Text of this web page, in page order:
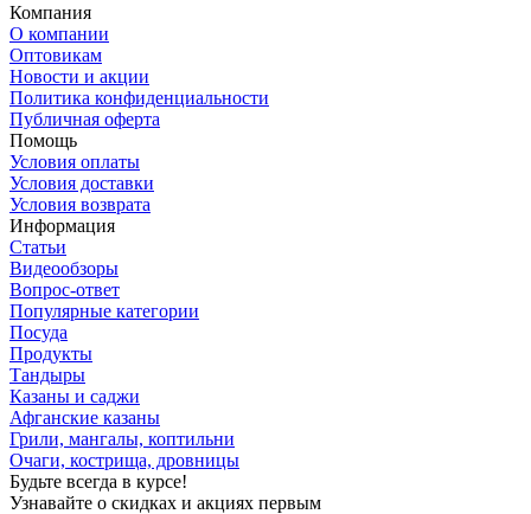
Компания
О компании
Оптовикам
Новости и акции
Политика конфиденциальности
Публичная оферта
Помощь
Условия оплаты
Условия доставки
Условия возврата
Информация
Статьи
Видеообзоры
Вопрос-ответ
Популярные категории
Посуда
Продукты
Тандыры
Казаны и саджи
Афганские казаны
Грили, мангалы, коптильни
Очаги, кострища, дровницы
Будьте всегда в курсе!
Узнавайте о скидках и акциях первым